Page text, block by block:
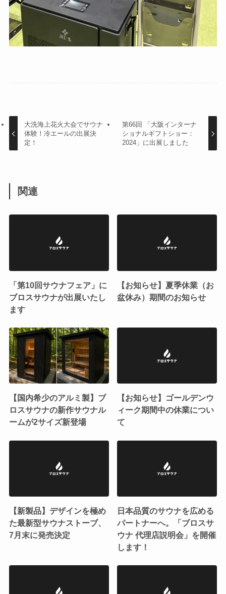
大洗海上花火大会でサウナ
体験！冷エールの出展決
定！
第66回 「大阪インターナ
ショナルギフトショー：
2024」に出展しました
関連
「第10回サウナフェア」に
ブロスサウナが出展いたし
ます
【お知らせ】夏季休業（お
盆休み）期間のお知らせ
【国内希少のアルミ製】ブ
ロスサウナの新作サウナル
ームが2サイズ新登場
【お知らせ】ゴールデンウ
ィーク期間中の休業につい
て
【新製品】デザインを極め
た最新型サウナストーブ、
7月末に発売決定
日本品質のサウナを広める
パートナーへ。「ブロスサ
ウナ 代理店説明会」を開催
します！